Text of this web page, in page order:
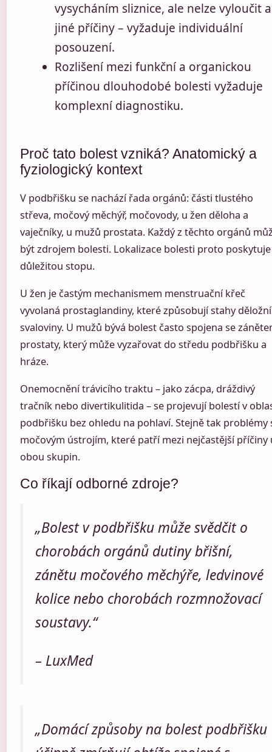
vysycháním sliznice, ale nelze vyloučit
jiné příčiny – vyžaduje individuální
posouzení.
Rozlišení mezi funkční a organickou
příčinou dlouhodobé bolesti vyžaduje
komplexní diagnostiku.
Proč tato bolest vzniká? Anatomický a
fyziologický kontext
V podbřišku se nachází řada orgánů: části tlustého
střeva, močový měchýř, močovody, u žen děloha a
vaječníky, u mužů prostata. Každý z těchto orgánů
být zdrojem bolesti. Lokalizace bolesti proto poskytuje
důležitou stopu.
U žen je častým mechanismem menstruační křeč
vyvolaná prostaglandiny, které způsobují stahy děložní
svaloviny. U mužů bývá bolest často spojena se
prostaty, který může vyzařovat do středu podbřišku a
hráze.
Onemocnění trávicího traktu – jako zácpa, dráždivý
tračník nebo divertikulitida – se projevují bolestí v
podbřišku bez ohledu na pohlaví. Stejně tak problémy
močovým ústrojím, které patří mezi nejčastější příčiny
obou skupin.
Co říkají odborné zdroje?
„Bolest v podbřišku může svědčit o
chorobách orgánů dutiny břišní,
zánětu močového měchýře, ledvinové
kolice nebo chorobách rozmnožovací
soustavy.“
– LuxMed
„Domácí způsoby na bolest podbřišku